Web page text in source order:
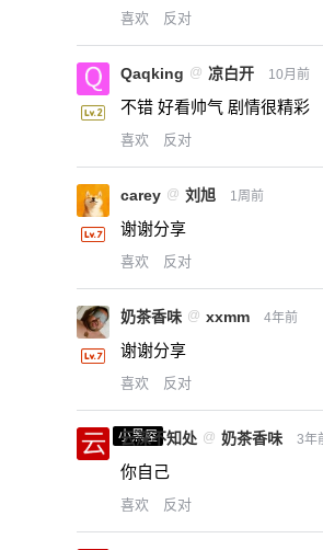
喜欢 反对
Qaqking @ 凉白开 10月前
不错 好看帅气 剧情很精彩
喜欢 反对
carey @ 刘旭 1周前
谢谢分享
喜欢 反对
奶茶香味 @ xxmm 4年前
谢谢分享
喜欢 反对
小黑屋
云深不知处 @ 奶茶香味 3年
你自己
喜欢 反对